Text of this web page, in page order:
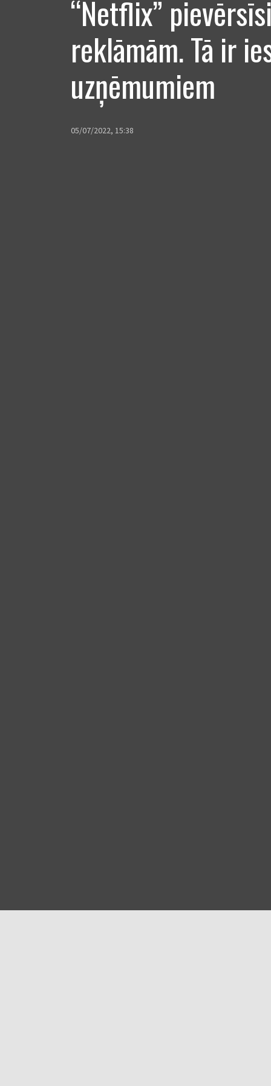
“Netflix”
reklāmām. Tā ir
uzņēmumiem
05/07/2022, 15:38